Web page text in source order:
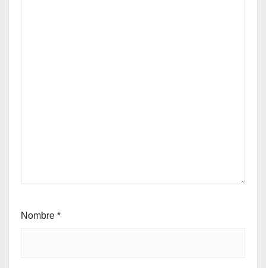
Nombre *